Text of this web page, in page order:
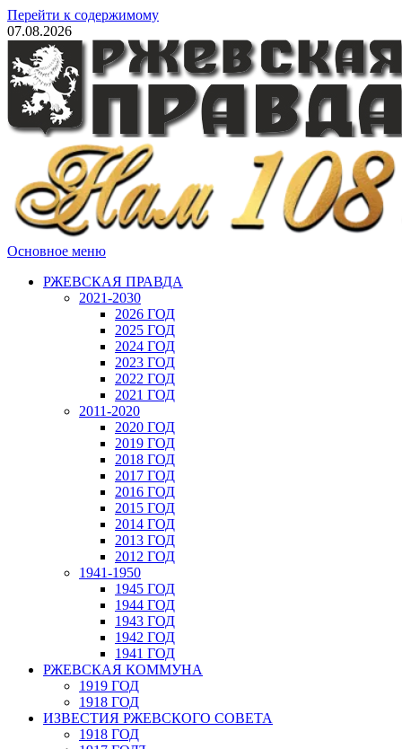
Перейти к содержимому
07.08.2026
Основное меню
РЖЕВСКАЯ ПРАВДА
2021-2030
2026 ГОД
2025 ГОД
2024 ГОД
2023 ГОД
2022 ГОД
2021 ГОД
2011-2020
2020 ГОД
2019 ГОД
2018 ГОД
2017 ГОД
2016 ГОД
2015 ГОД
2014 ГОД
2013 ГОД
2012 ГОД
1941-1950
1945 ГОД
1944 ГОД
1943 ГОД
1942 ГОД
1941 ГОД
РЖЕВСКАЯ КОММУНА
1919 ГОД
1918 ГОД
ИЗВЕСТИЯ РЖЕВСКОГО СОВЕТА
1918 ГОД